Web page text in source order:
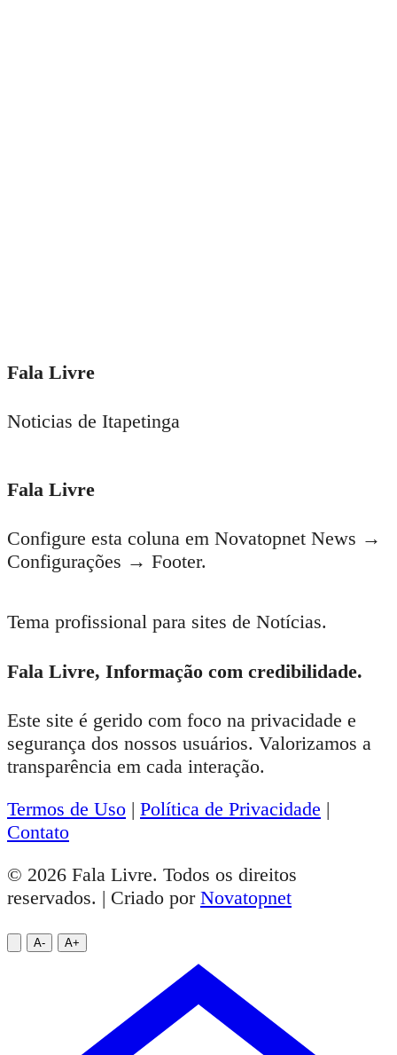
Fala Livre
Noticias de Itapetinga
Fala Livre
Configure esta coluna em Novatopnet News →
Configurações → Footer.
Tema profissional para sites de Notícias.
Fala Livre, Informação com credibilidade.
Este site é gerido com foco na privacidade e
segurança dos nossos usuários. Valorizamos a
transparência em cada interação.
Termos de Uso | Política de Privacidade |
Contato
© 2026 Fala Livre. Todos os direitos
reservados. | Criado por Novatopnet
A- A+